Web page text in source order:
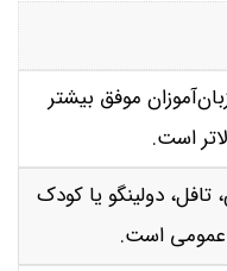
موفق بیشتر
است.
دولینگو یا کودک
عمومی است.